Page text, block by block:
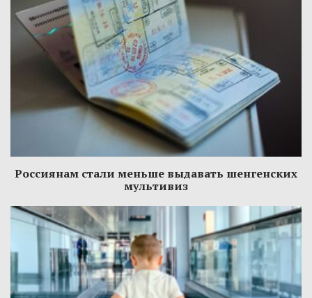
Россиянам стали меньше выдавать шенгенских
мультивиз